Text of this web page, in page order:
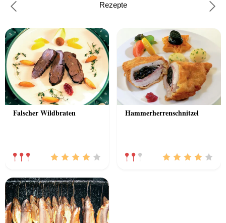
Rezepte
Falscher Wildbraten Hammerherrenschnitzel